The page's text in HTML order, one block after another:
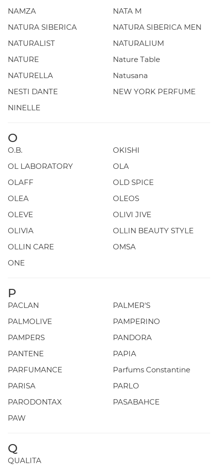
NAMZA
NATA M
NATURA SIBERICA
NATURA SIBERICA MEN
NATURALIST
NATURALIUM
NATURE
Nature Table
NATURELLA
Natusana
NESTI DANTE
NEW YORK PERFUME
NINELLE
O
O.B.
OKISHI
OL LABORATORY
OLA
OLAFF
OLD SPICE
OLEA
OLEOS
OLEVE
OLIVI JIVE
OLIVIA
OLLIN BEAUTY STYLE
OLLIN CARE
OMSA
ONE
P
PACLAN
PALMER'S
PALMOLIVE
PAMPERINO
PAMPERS
PANDORA
PANTENE
PAPIA
PARFUMANCE
Parfums Constantine
PARISA
PARLO
PARODONTAX
PASABAHCE
PAW
Q
QUALITA